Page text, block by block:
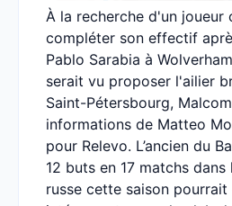
À la recherche d'un joueur
compléter son effectif
Pablo Sarabia à
serait vu proposer l'ailier
Saint-Pétersbourg,
informations de Matteo
pour Relevo. L’ancien du
12 buts en 17 matchs
russe cette saison